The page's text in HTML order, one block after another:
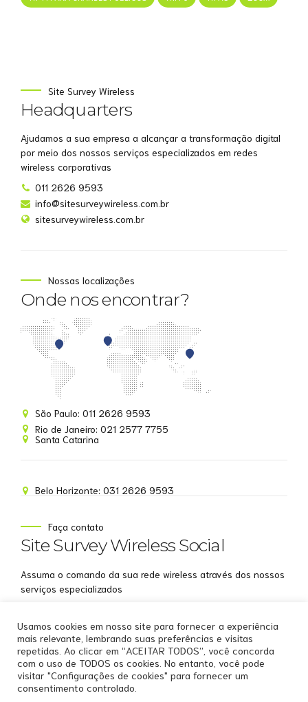
Site Survey Wireless
Headquarters
Ajudamos a sua empresa a alcançar a transformação digital
por meio dos nossos serviços especializados em redes
wireless corporativas
011 2626 9593
info@sitesurveywireless.com.br
sitesurveywireless.com.br
Nossas localizações
Onde nos encontrar?
São Paulo: 011 2626 9593
Rio de Janeiro: 021 2577 7755
Santa Catarina
Belo Horizonte: 031 2626 9593
Faça contato
Site Survey Wireless Social
Assuma o comando da sua rede wireless através dos nossos
serviços especializados
Copyright by
Usamos cookies em nosso site para fornecer a experiência
mais relevante, lembrando suas preferências e visitas
repetidas. Ao clicar em “ACEITAR TODOS”, você concorda
com o uso de TODOS os cookies. No entanto, você pode
visitar "Configurações de cookies" para fornecer um
consentimento controlado.
Online agora
EMAIL
WHATSAPP
Aceito receber comunicações da Site Survey
Wireless
Iniciar conversa